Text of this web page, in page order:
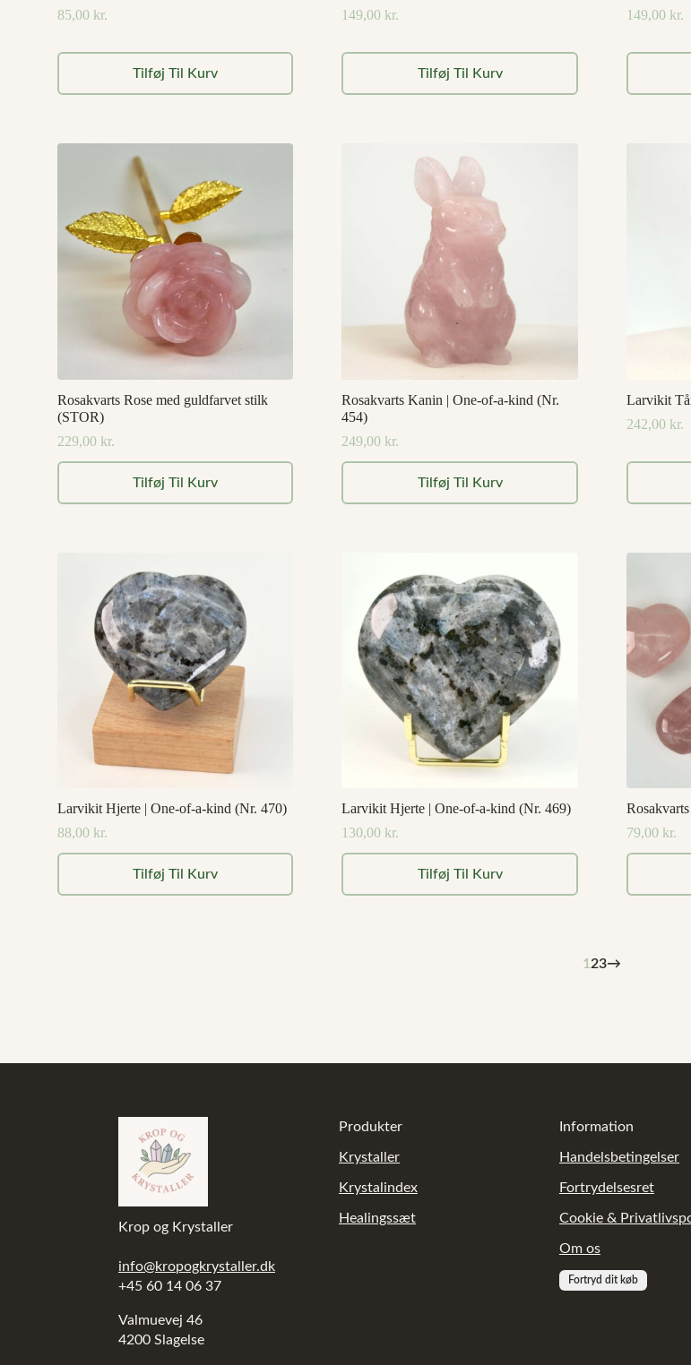
85,00 kr.
Tilføj Til Kurv
149,00 kr.
Tilføj Til Kurv
149,00 kr.
Rosakvarts Rose med guldfarvet stilk
(STOR)
229,00 kr.
Tilføj Til Kurv
Rosakvarts Kanin | One-of-a-kind (Nr.
454)
249,00 kr.
Tilføj Til Kurv
Larvikit
242,00 kr.
Larvikit Hjerte | One-of-a-kind (Nr. 470)
88,00 kr.
Tilføj Til Kurv
Larvikit Hjerte | One-of-a-kind (Nr. 469)
130,00 kr.
Tilføj Til Kurv
79,00 kr.
1 23→
Krop og Krystaller
info@kropogkrystaller.dk
+45 60 14 06 37
Valmuevej 46
4200 Slagelse
Produkter
Krystaller
Krystalindex
Healingssæt
Information
Handelsbetingelser
Fortrydelsesret
Cookie &
Om os
Fortryd dit køb